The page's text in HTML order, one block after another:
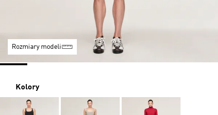
Rozmiary modeli
Kolory